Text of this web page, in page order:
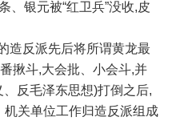
、银元被“红卫兵”没收,皮
造反派先后将所谓黄龙最
揪斗,大会批、小会斗,并
、反毛泽东思想)打倒之后,
关单位工作归造反派组成